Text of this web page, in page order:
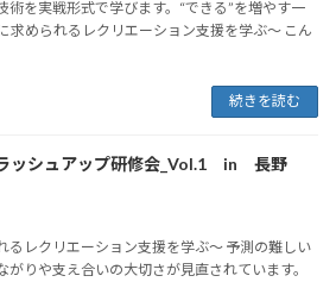
術を実戦形式で学びます。“できる”を増やす一
求められるレクリエーション支援を学ぶ～ こん
続きを読む
ッシュアップ研修会_Vol.1 in 長野
るレクリエーション支援を学ぶ～ 予測の難しい
りや支え合いの大切さが見直されています。